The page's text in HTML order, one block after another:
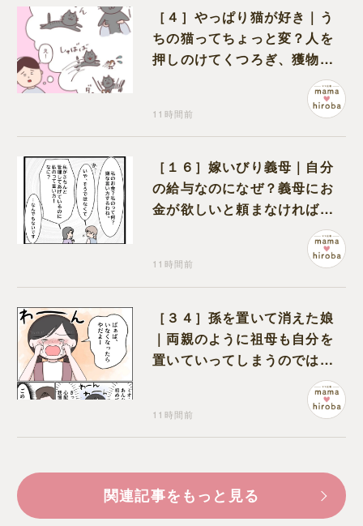
［４］やっぱり猫が好き｜う
ちの猫ってちょっと変？人を
押しのけてくつろぎ、獲物に
も物怖じしない鋼のハート
11時間前
［１６］嫁いびり義母｜自分
の給与なのになぜ？義母にお
金が欲しいと頼まなければな
11時間前
［３４］孫を置いて消えた娘
｜両親のように祖母も自分を
置いていってしまうのでは？
と怯えて泣く孫に心が痛む
11時間前
関連記事をもっと見る